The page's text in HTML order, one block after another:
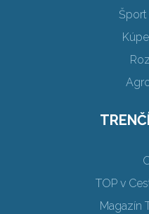
Šport
TOP v
Magazín